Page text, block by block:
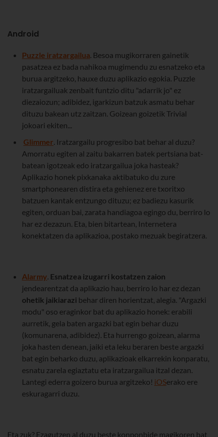
Android
Puzzle iratzargailua. Besoa mugikorraren gainetik
pasatzea ez bada nahikoa mugimendu zu esnatzeko eta
burua argitzeko, hauxe duzu aplikazio egokia. Puzzle
iratzargailuak zenbait funtzio ditu "adarrik jo" ez
diezaiozun; adibidez, igarkizun batzuk asmatu behar
dituzu bakean utz zaitzan. Goizean goizetik Trivial
jokoari ekiten...
Glimmer. Iratzargailu progresibo bat behar al duzu?
Amorratu egiten al zaitu bakarren batek pertsiana bat-
batean igotzeak edo iratzargailua joka hasteak?
Aplikazio honek pixkanaka aktibatuko du zure
smartphonearen distira eta gehienez ere txoritxo
batzuen kantak entzungo dituzu; ez badiezu kasurik
egiten, orduan bai, zarata handiagoa egingo du, berriro lo
har ez dezazun. Eta, bien bitartean, Internetera
konektatzen da aplikazioa, postako mezuak begiratzera.
Alarmy. Esnatzea izugarri kostatzen zaion
jendearentzat da aplikazio hau, berriro lo har ez dezan
ohetik jaikiarazi behar diren horientzat, alegia. "Argazki
modu" oso eraginkor bat du aplikazio honek: erabili
aurretik, gela baten argazki bat egin behar duzu
(komunarena, adibidez). Eta hurrengo goizean, alarma
joka hasten denean, jaiki eta leku beraren beste argazki
bat egin beharko duzu, aplikazioak elkarrekin konparatu,
esnatu zarela egiaztatu eta iratzargailua itzal dezan.
Lantegi ederra goizero burua argitzeko! iOSerako ere
eskuragarri duzu.
Eta zuk? Ezagutzen al duzu beste konponbide magikoren bat